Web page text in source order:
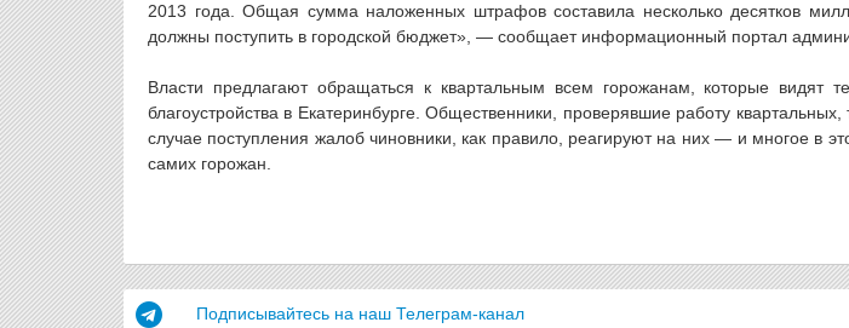
2013 года. Общая сумма наложенных штрафов составила несколько десятков
должны поступить в городской бюджет», — сообщает информационный портал
Власти предлагают обращаться к квартальным всем горожанам, которые видят
благоустройства в Екатеринбурге. Общественники, проверявшие работу квартальных,
случае поступления жалоб чиновники, как правило, реагируют на них — и многое в
самих горожан.
Подписывайтесь на наш Телеграм-канал